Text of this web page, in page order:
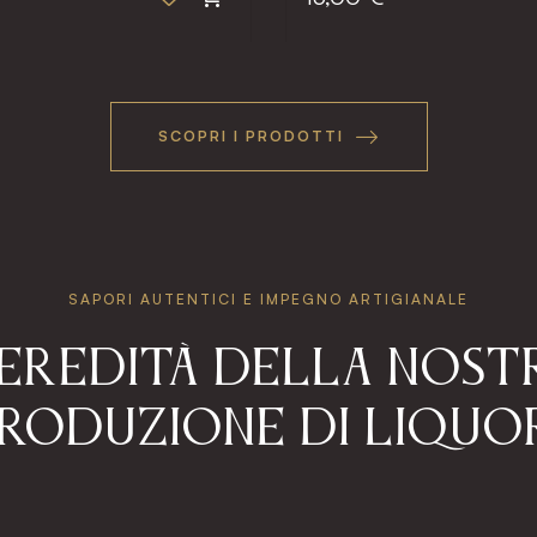
SCOPRI I PRODOTTI
SAPORI AUTENTICI E IMPEGNO ARTIGIANALE
DELLA
DI